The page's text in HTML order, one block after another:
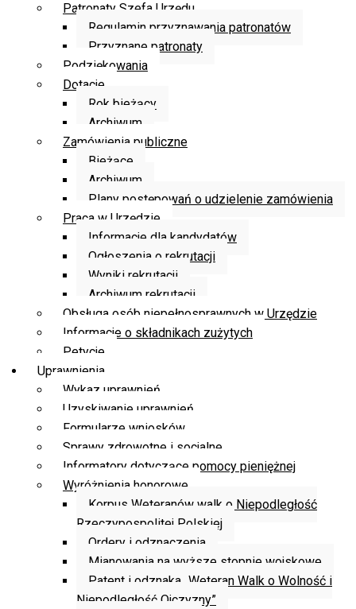
Patronaty Szefa Urzędu
Regulamin przyznawania patronatów
Przyznane patronaty
Podziękowania
Dotacje
Rok bieżący
Archiwum
Zamówienia publiczne
Bieżące
Archiwum
Plany postępowań o udzielenie zamówienia
Praca w Urzędzie
Informacje dla kandydatów
Ogłoszenia o rekrutacji
Wyniki rekrutacji
Archiwum rekrutacji
Obsługa osób niepełnosprawnych w Urzędzie
Informacje o składnikach zużytych
Petycje
Uprawnienia
Wykaz uprawnień
Uzyskiwanie uprawnień
Formularze wniosków
Sprawy zdrowotne i socjalne
Informatory dotyczące pomocy pieniężnej
Wyróżnienia honorowe
Korpus Weteranów walk o Niepodległość
Rzeczypospolitej Polskiej
Ordery i odznaczenia
Mianowania na wyższe stopnie wojskowe
Patent i odznaka „Weteran Walk o Wolność i
Niepodległość Ojczyzny”